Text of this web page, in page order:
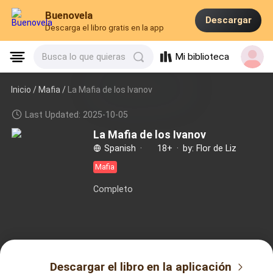
Buenovela
Descarga el libro gratis en la app
Descargar
Busca lo que quieras Mi biblioteca
Inicio /Mafia / La Mafia de los Ivanov
Last Updated: 2025-10-05
La Mafia de los Ivanov
Spanish · 18+ · by: Flor de Liz
Mafia
Completo
Descargar el libro en la aplicación